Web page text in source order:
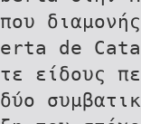
de
είδους